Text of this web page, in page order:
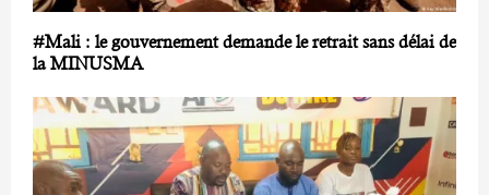
#Mali : le gouvernement demande le retrait sans délai de
la MINUSMA